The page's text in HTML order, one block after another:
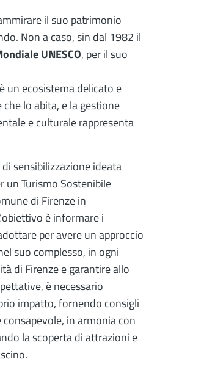
il suo patrimonio
Non a caso, sin dal 1982 il
UNESCO, per il suo
un ecosistema delicato e
lo abita, e la gestione
e culturale rappresenta
sensibilizzazione ideata
un Turismo Sostenibile
di Firenze in
è informare i
per avere un approccio
suo complesso, in ogni
di Firenze e garantire allo
è necessario
impatto, fornendo consigli
in armonia con
la scoperta di attrazioni e